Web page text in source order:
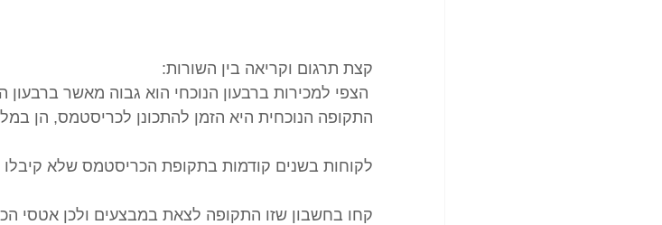
קצת תרגום וקריאה בין השורות:
התקופה הנוכחית היא הזמן להתכונן לכריסטמס, הן
לקוחות בשנים קודמות בתקופת הכריסטמס שלא
קחו בחשבון שזו התקופה לצאת במבצעים ולכן אטסי